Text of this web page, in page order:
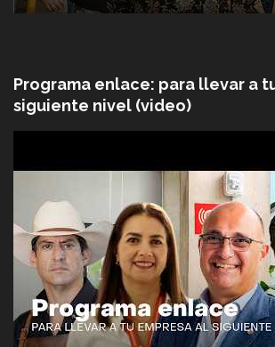
Programa enlace: para llevar a
siguiente nivel (video)